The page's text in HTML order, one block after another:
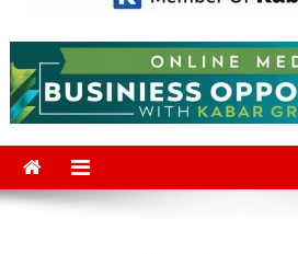
Mediajakarta.com